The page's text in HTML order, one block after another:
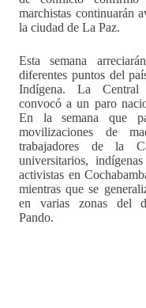
marchistas continuarán
la ciudad de La Paz.
Esta semana
diferentes puntos del
Indígena. La
convocó a un paro
En la semana que
movilizaciones de
trabajadores de la
universitarios,
activistas en
mientras que se
en varias zonas del
Pando.